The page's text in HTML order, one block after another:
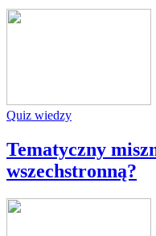
Quiz wiedzy
Tematyczny
wszechstronną?